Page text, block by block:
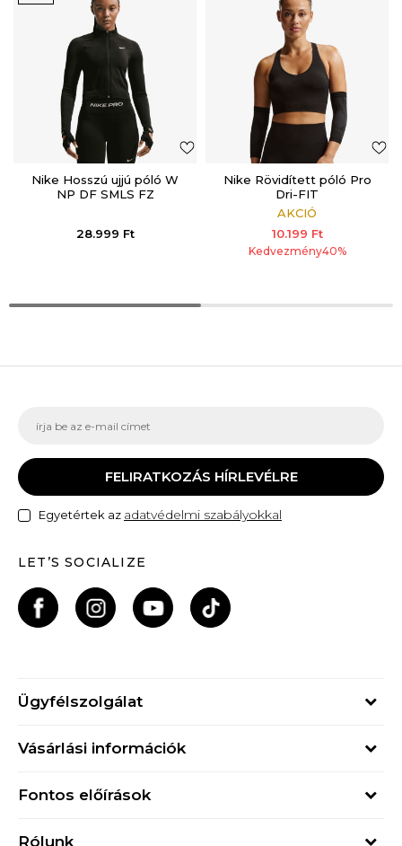
Nike Hosszú ujjú póló W
NP DF SMLS FZ
28.999 Ft
Nike Rövidített póló Pro
Dri-FIT
AKCIÓ
10.199 Ft
Kedvezmény40%
FELIRATKOZÁS HÍRLEVÉLRE
Egyetértek az adatvédelmi szabályokkal
LET’S SOCIALIZE
Ügyfélszolgálat
online@buzzsneakers.hu
Vásárlási információk
Visszatérítések
Fontos előírások
Rólunk